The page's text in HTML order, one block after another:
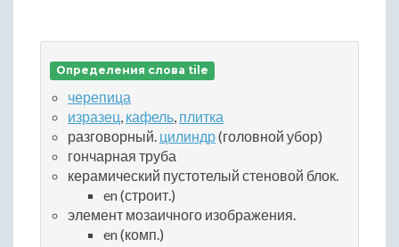
Определения слова tile
черепица
изразец, кафель, плитка
разговорный. цилиндр(головной убор)
гончарная труба
керамический пустотелый стеновой блок.
en (строит.)
элемент мозаичного изображения.
en (комп.)